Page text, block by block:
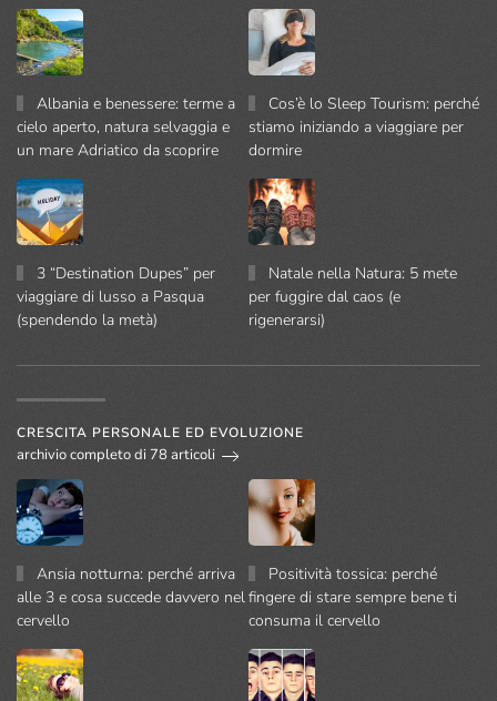
Albania e benessere: terme a
cielo aperto, natura selvaggia e
un mare Adriatico da scoprire
Cos’è lo Sleep Tourism: perché
stiamo iniziando a viaggiare per
dormire
3 “Destination Dupes” per
viaggiare di lusso a Pasqua
(spendendo la metà)
Natale nella Natura: 5 mete
per fuggire dal caos (e
rigenerarsi)
CRESCITA PERSONALE ED EVOLUZIONE
archivio completo di 78 articoli
Ansia notturna: perché arriva
alle 3 e cosa succede davvero nel
cervello
Positività tossica: perché
fingere di stare sempre bene ti
consuma il cervello